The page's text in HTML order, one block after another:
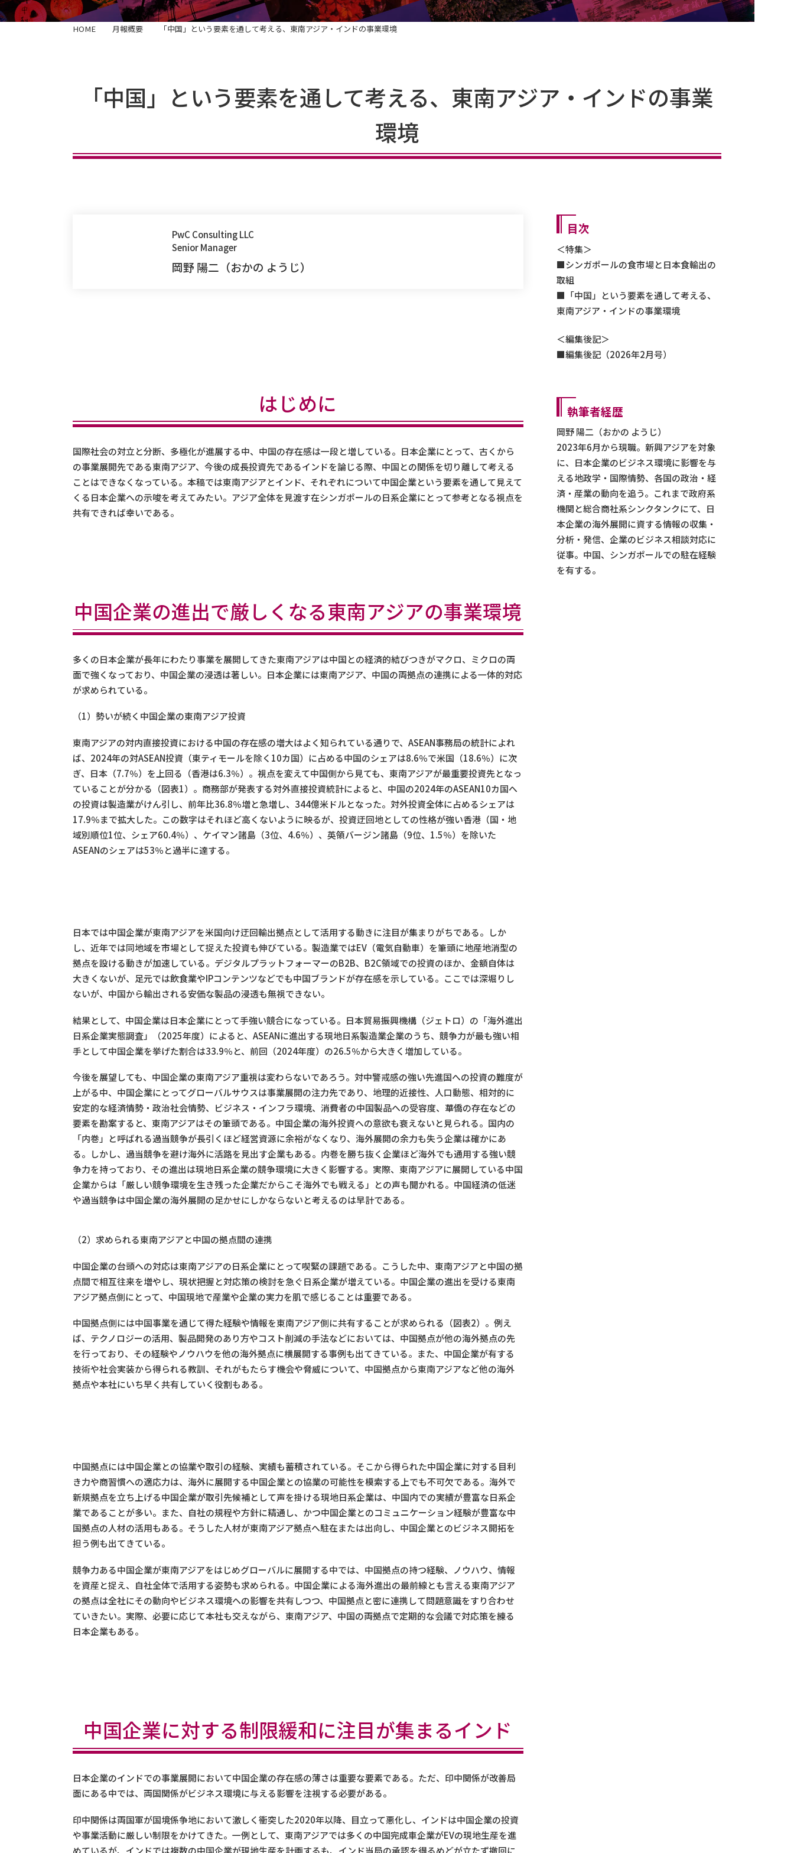
HOME 月報概要 「中国」という要素を通して考える、東南アジア・インドの事業環境
「中国」という要素を通して考える、東南アジア・インドの事業
環境
PwC Consulting LLC
Senior Manager
岡野 陽二（おかの ようじ）
はじめに
国際社会の対立と分断、多極化が進展する中、中国の存在感は一段と増している。日本企業にとって、古くから
の事業展開先である東南アジア、今後の成長投資先であるインドを論じる際、中国との関係を切り離して考える
ことはできなくなっている。本稿では東南アジアとインド、それぞれについて中国企業という要素を通して見えて
くる日本企業への示唆を考えてみたい。アジア全体を見渡す在シンガポールの日系企業にとって参考となる視点を
共有できれば幸いである。
中国企業の進出で厳しくなる東南アジアの事業環境
多くの日本企業が長年にわたり事業を展開してきた東南アジアは中国との経済的結びつきがマクロ、ミクロの両
面で強くなっており、中国企業の浸透は著しい。日本企業には東南アジア、中国の両拠点の連携による一体的対応
が求められている。
（1）勢いが続く中国企業の東南アジア投資
東南アジアの対内直接投資における中国の存在感の増大はよく知られている通りで、ASEAN事務局の統計によれ
ば、2024年の対ASEAN投資（東ティモールを除く10カ国）に占める中国のシェアは8.6％で米国（18.6％）に次
ぎ、日本（7.7％）を上回る（香港は6.3％）。視点を変えて中国側から見ても、東南アジアが最重要投資先となっ
ていることが分かる（図表1）。商務部が発表する対外直接投資統計によると、中国の2024年のASEAN10カ国へ
の投資は製造業がけん引し、前年比36.8％増と急増し、344億米ドルとなった。対外投資全体に占めるシェアは
17.9％まで拡大した。この数字はそれほど高くないように映るが、投資迂回地としての性格が強い香港（国・地
域別順位1位、シェア60.4％）、ケイマン諸島（3位、4.6％）、英領バージン諸島（9位、1.5％）を除いた
ASEANのシェアは53％と過半に達する。
日本では中国企業が東南アジアを米国向け迂回輸出拠点として活用する動きに注目が集まりがちである。しか
し、近年では同地域を市場として捉えた投資も伸びている。製造業ではEV（電気自動車）を筆頭に地産地消型の
拠点を設ける動きが加速している。デジタルプラットフォーマーのB2B、B2C領域での投資のほか、金額自体は
大きくないが、足元では飲食業やIPコンテンツなどでも中国ブランドが存在感を示している。ここでは深堀りし
ないが、中国から輸出される安価な製品の浸透も無視できない。
結果として、中国企業は日本企業にとって手強い競合になっている。日本貿易振興機構（ジェトロ）の「海外進出
日系企業実態調査」（2025年度）によると、ASEANに進出する現地日系製造業企業のうち、競争力が最も強い相
手として中国企業を挙げた割合は33.9％と、前回（2024年度）の26.5％から大きく増加している。
今後を展望しても、中国企業の東南アジア重視は変わらないであろう。対中警戒感の強い先進国への投資の難度が
上がる中、中国企業にとってグローバルサウスは事業展開の注力先であり、地理的近接性、人口動態、相対的に
安定的な経済情勢・政治社会情勢、ビジネス・インフラ環境、消費者の中国製品への受容度、華僑の存在などの
要素を勘案すると、東南アジアはその筆頭である。中国企業の海外投資への意欲も衰えないと見られる。国内の
「内巻」と呼ばれる過当競争が長引くほど経営資源に余裕がなくなり、海外展開の余力も失う企業は確かにあ
る。しかし、過当競争を避け海外に活路を見出す企業もある。内巻を勝ち抜く企業ほど海外でも通用する強い競
争力を持っており、その進出は現地日系企業の競争環境に大きく影響する。実際、東南アジアに展開している中国
企業からは「厳しい競争環境を生き残った企業だからこそ海外でも戦える」との声も聞かれる。中国経済の低迷
や過当競争は中国企業の海外展開の足かせにしかならないと考えるのは早計である。
（2）求められる東南アジアと中国の拠点間の連携
中国企業の台頭への対応は東南アジアの日系企業にとって喫緊の課題である。こうした中、東南アジアと中国の拠
点間で相互往来を増やし、現状把握と対応策の検討を急ぐ日系企業が増えている。中国企業の進出を受ける東南
アジア拠点側にとって、中国現地で産業や企業の実力を肌で感じることは重要である。
中国拠点側には中国事業を通じて得た経験や情報を東南アジア側に共有することが求められる（図表2）。例え
ば、テクノロジーの活用、製品開発のあり方やコスト削減の手法などにおいては、中国拠点が他の海外拠点の先
を行っており、その経験やノウハウを他の海外拠点に横展開する事例も出てきている。また、中国企業が有する
技術や社会実装から得られる教訓、それがもたらす機会や脅威について、中国拠点から東南アジアなど他の海外
拠点や本社にいち早く共有していく役割もある。
中国拠点には中国企業との協業や取引の経験、実績も蓄積されている。そこから得られた中国企業に対する目利
き力や商習慣への適応力は、海外に展開する中国企業との協業の可能性を模索する上でも不可欠である。海外で
新規拠点を立ち上げる中国企業が取引先候補として声を掛ける現地日系企業は、中国内での実績が豊富な日系企
業であることが多い。また、自社の規程や方針に精通し、かつ中国企業とのコミュニケーション経験が豊富な中
国拠点の人材の活用もある。そうした人材が東南アジア拠点へ駐在または出向し、中国企業とのビジネス開拓を
担う例も出てきている。
競争力ある中国企業が東南アジアをはじめグローバルに展開する中では、中国拠点の持つ経験、ノウハウ、情報
を資産と捉え、自社全体で活用する姿勢も求められる。中国企業による海外進出の最前線とも言える東南アジア
の拠点は全社にその動向やビジネス環境への影響を共有しつつ、中国拠点と密に連携して問題意識をすり合わせ
ていきたい。実際、必要に応じて本社も交えながら、東南アジア、中国の両拠点で定期的な会議で対応策を練る
日本企業もある。
中国企業に対する制限緩和に注目が集まるインド
日本企業のインドでの事業展開において中国企業の存在感の薄さは重要な要素である。ただ、印中関係が改善局
面にある中では、両国関係がビジネス環境に与える影響を注視する必要がある。
印中関係は両国軍が国境係争地において激しく衝突した2020年以降、目立って悪化し、インドは中国企業の投資
や事業活動に厳しい制限をかけてきた。一例として、東南アジアでは多くの中国完成車企業がEVの現地生産を進
めているが、インドでは複数の中国企業が現地生産を計画するも、インド当局の承認を得るめどが立たず撤回に
目次
＜特集＞
シンガポールの食市場と日本食輸出の
取組
「中国」という要素を通して考える、
東南アジア・インドの事業環境
＜編集後記＞
編集後記（2026年2月号）
執筆者経歴
岡野 陽二（おかの ようじ）
2023年6月から現職。新興アジアを対象
に、日本企業のビジネス環境に影響を与
える地政学・国際情勢、各国の政治・経
済・産業の動向を追う。これまで政府系
機関と総合商社系シンクタンクにて、日
本企業の海外展開に資する情報の収集・
分析・発信、企業のビジネス相談対応に
従事。中国、シンガポールでの駐在経験
を有する。